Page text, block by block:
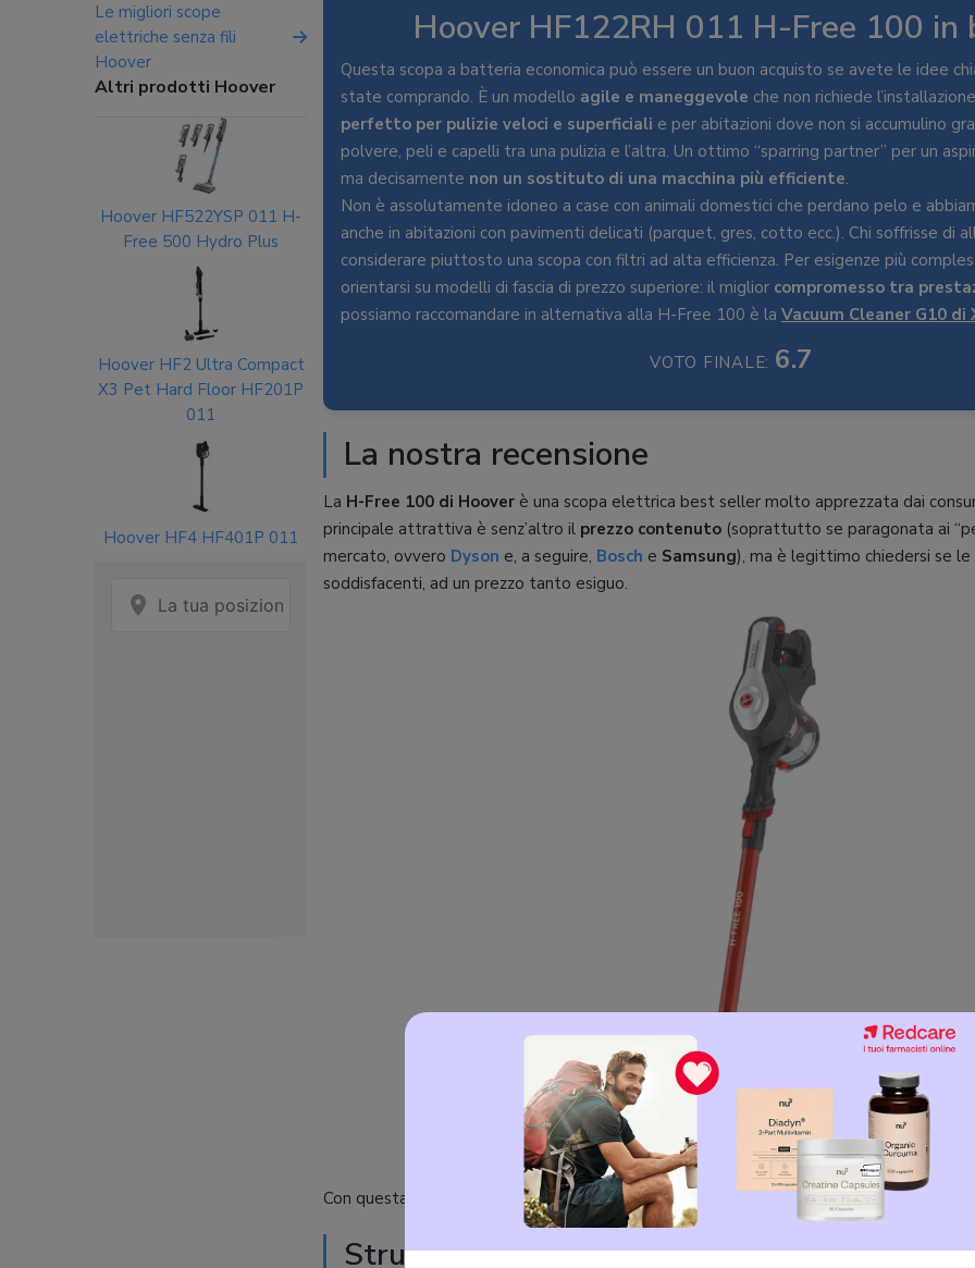
Altri accessori
Caricabatterie
Hoover HF122RH 011 H-Free 100 in
Questa scopa a batteria economica può essere un buon acquisto se avete le idee
state comprando. È un modello agile e maneggevole che non richiede
perfetto per pulizie veloci e superficiali e per abitazioni dove non si accumulino
polvere, peli e capelli tra una pulizia e l’altra. Un ottimo “sparring partner” per un
ma decisamente non un sostituto di una macchina più efficiente.
Non è assolutamente idoneo a case con animali domestici che perdano pelo e
anche in abitazioni con pavimenti delicati (parquet, gres, cotto ecc.). Chi soffrisse di
considerare piuttosto una scopa con filtri ad alta efficienza. Per esigenze più
orientarsi su modelli di fascia di prezzo superiore: il miglior compromesso tra
possiamo raccomandare in alternativa alla H-Free 100 è la Vacuum Cleaner G10 di
VOTO FINALE: 6.7
La nostra recensione
La H-Free 100 di Hoover è una scopa elettrica best seller molto apprezzata dai
principale attrattiva è senz’altro il prezzo contenuto (soprattutto se paragonata ai
mercato, ovvero Dyson e, a seguire, Bosch e Samsung), ma è legittimo chiedersi se le
soddisfacenti, ad un prezzo tanto esiguo.
Con questa recensione proviamo a dare una risposta esaustiva a questa domanda.
Struttura: voto 8,1
Le migliori scope
elettriche senza fili
Hoover
Altri prodotti Hoover
Hoover HF522YSP 011 H-
Free 500 Hydro Plus
Hoover HF2 Ultra Compact
X3 Pet Hard Floor HF201P
011
Hoover HF4 HF401P 011